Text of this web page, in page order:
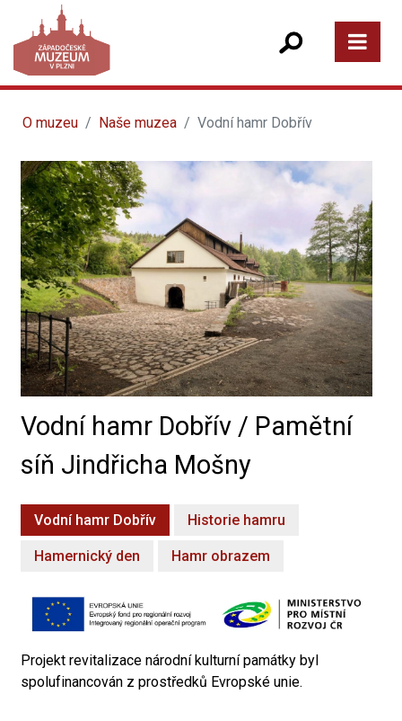
O muzeu Naše muzea Vodní hamr Dobřív
Vodní hamr Dobřív / Pamětní
síň Jindřicha Mošny
Vodní hamr Dobřív Historie hamru
Hamernický den Hamr obrazem
Projekt revitalizace národní kulturní památky byl
spolufinancován z prostředků Evropské unie.